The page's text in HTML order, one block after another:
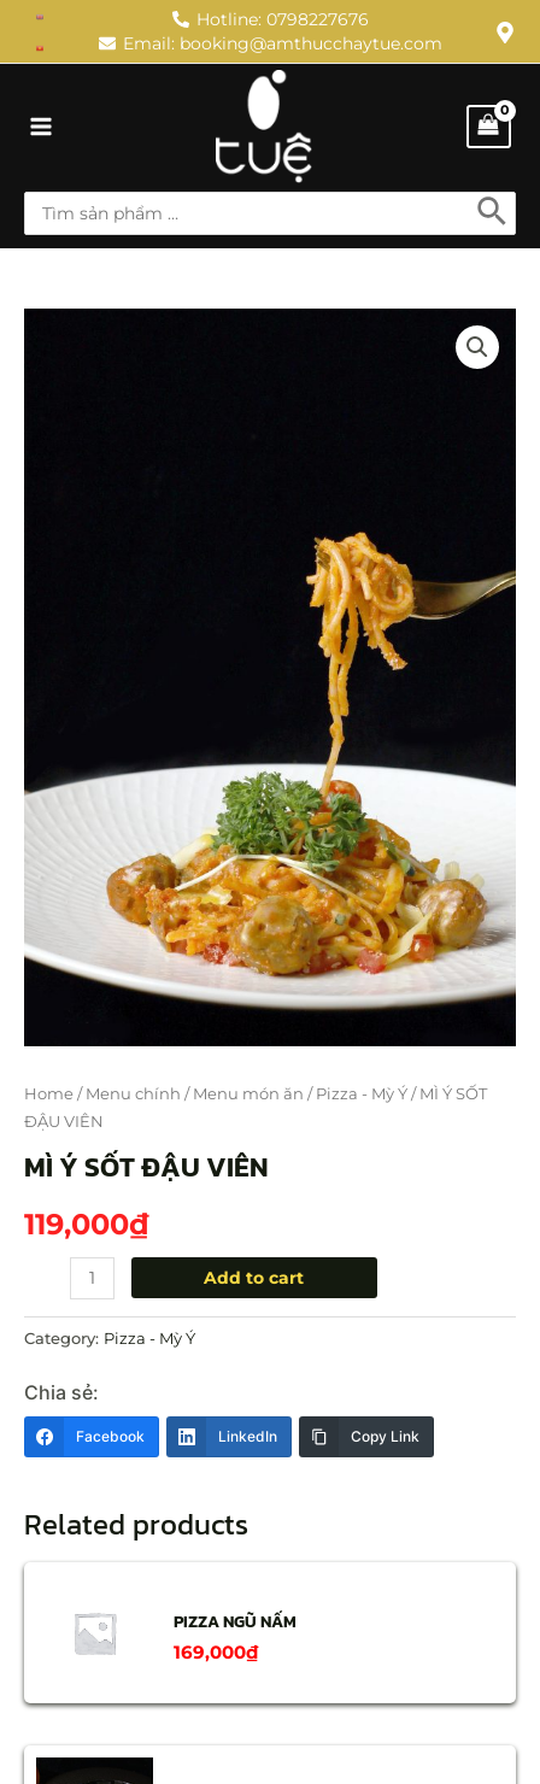
Hotline: 0798227676
Email: booking@amthucchaytue.com
Menu
Search
for:
Home / Menu chính / Menu món ăn / Pizza - Mỳ Ý / MÌ Ý SỐT
ĐẬU VIÊN
MÌ Ý SỐT ĐẬU VIÊN
119,000₫
Add to cart
Category: Pizza - Mỳ Ý
Chia sẻ:
Facebook LinkedIn Copy Link
Related products
PIZZA NGŨ NẤM
169,000₫